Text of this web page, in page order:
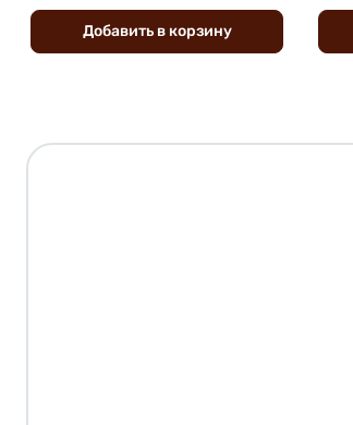
Добавить вкорзину